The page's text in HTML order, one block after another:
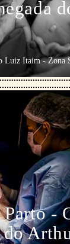
Luiz Itaim - Zona
-
do